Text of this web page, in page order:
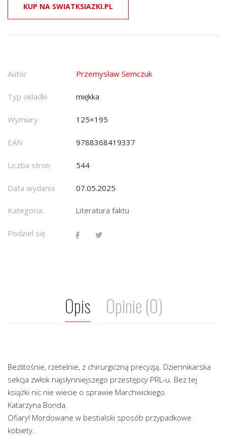
KUP NA SWIATKSIAZKI.PL
Autor Przemysław Semczuk
Typ okładki miękka
Wymiary 125×195
EAN 9788368419337
Liczba stron 544
Data wydania 07.05.2025
Kategoria: Literatura faktu
Podziel się
Opis Opinie (0)
Bezlitośnie, rzetelnie, z chirurgiczną precyzją. Dziennikarska
sekcja zwłok najsłynniejszego przestępcy PRL-u. Bez tej
książki nic nie wiecie o sprawie Marchwickiego.
Katarzyna Bonda.
Ofiary! Mordowane w bestialski sposób przypadkowe
kobiety.